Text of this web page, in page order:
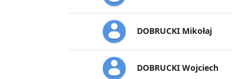
DOBRUCKI Mikołaj
DOBRUCKI Wojciech